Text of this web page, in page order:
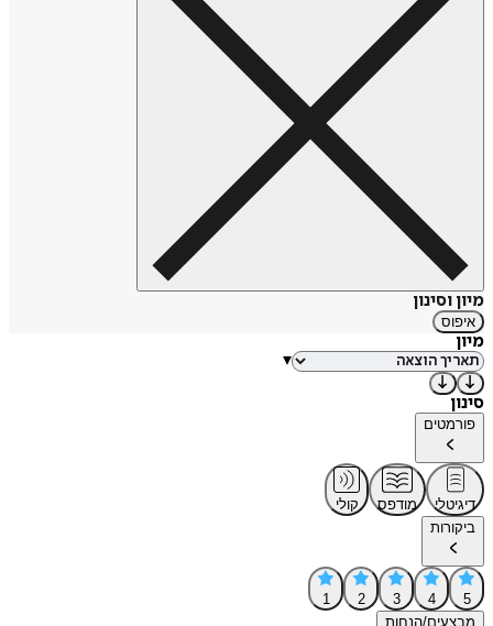
מיון וסינון
איפוס
מיון
▾
סינון
פורמטים
דיגיטלי מודפס
קולי
ביקורות
5
4
3
2
1
מבצעים/הנחות